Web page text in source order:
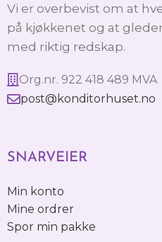
Vi er overbevist om at
på kjøkkenet og at
med riktig redskap.
Org.nr. 922 418 489 MVA
post@konditorhuset.no
SNARVEIER
Min konto
Mine ordrer
Spor min pakke